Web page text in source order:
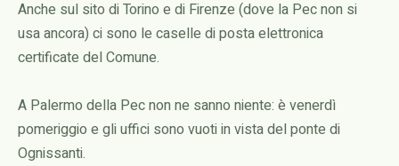
Anche sul sito di Torino e di Firenze (dove la Pec non si
usa ancora) ci sono le caselle di posta elettronica
certificate del Comune.
A Palermo della Pec non ne sanno niente: è venerdì
pomeriggio e gli uffici sono vuoti in vista del ponte di
Ognissanti.